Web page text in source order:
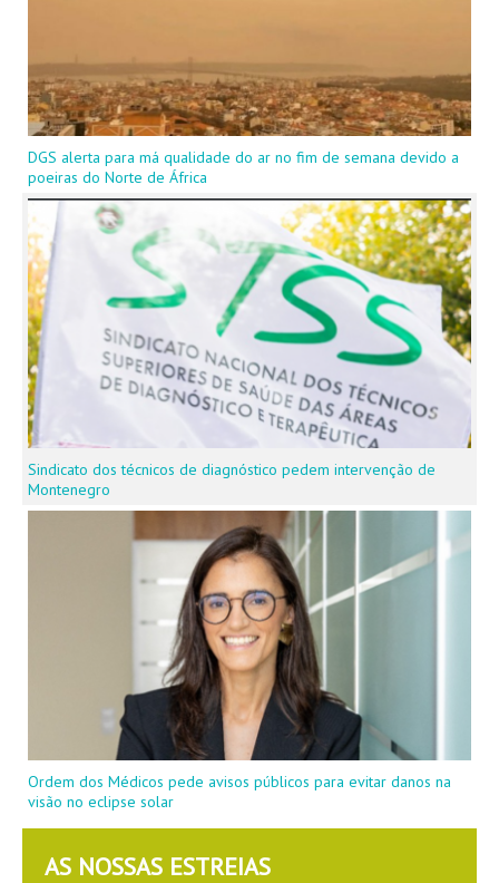
DGS alerta para má qualidade do ar no fim de semana devido a
poeiras do Norte de África
Sindicato dos técnicos de diagnóstico pedem intervenção de
Montenegro
Ordem dos Médicos pede avisos públicos para evitar danos na
visão no eclipse solar
AS NOSSAS ESTREIAS